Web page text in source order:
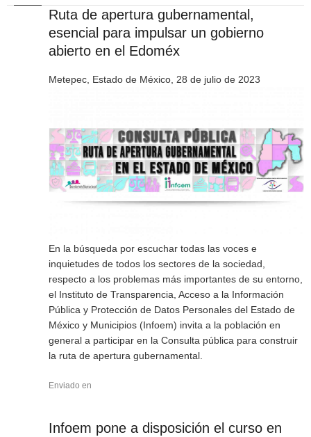
Ruta de apertura gubernamental,
esencial para impulsar un gobierno
abierto en el Edoméx
Metepec, Estado de México, 28 de julio de 2023
En la búsqueda por escuchar todas las voces e
inquietudes de todos los sectores de la sociedad,
respecto a los problemas más importantes de su entorno,
el Instituto de Transparencia, Acceso a la Información
Pública y Protección de Datos Personales del Estado de
México y Municipios (Infoem) invita a la población en
general a participar en la Consulta pública para construir
la ruta de apertura gubernamental.
Enviado en
Infoem pone a disposición el curso en